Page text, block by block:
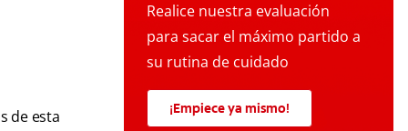
de esta
Realice nuestra evaluación
para sacar el máximo partido a
su rutina de cuidado
¡Empiece ya mismo!